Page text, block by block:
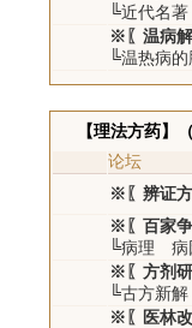
╚近代名
※〖温病解
╚温热病
【理法方药】
论坛
※〖辨证方
※〖百家争
╚病理 病
※〖方剂研
╚古方新
※〖医林改